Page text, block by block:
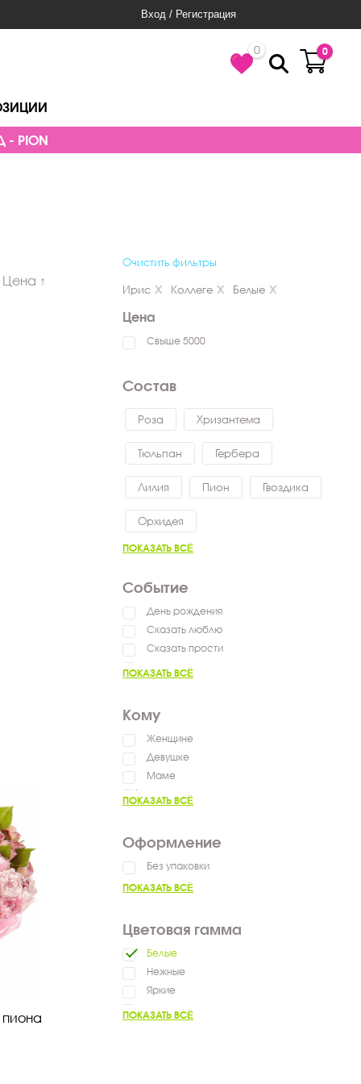
Вход / Регистрация
0 0
PION
Цена ↑
пиона
Очистить фильтры
Ирис Коллеге Белые
Цена
Свыше 5000
Состав
Роза Хризантема
Тюльпан Гербера
Лилия Пион Гвоздика
Орхидея
ПОКАЗАТЬ ВСЁ
Событие
День рождения
Сказать люблю
Сказать прости
Выздоравливай
ПОКАЗАТЬ ВСЁ
Кому
Женщине
Девушке
Маме
ПОКАЗАТЬ ВСЁ
Оформление
Без упаковки
ПОКАЗАТЬ ВСЁ
Цветовая гамма
Белые
Нежные
Яркие
Фиолетовые
ПОКАЗАТЬ ВСЁ